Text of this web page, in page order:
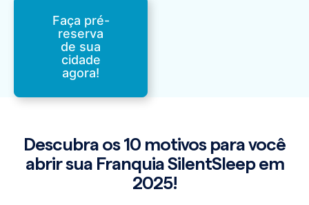
Faça pré-
reserva
de sua
cidade
agora!
Descubra os 10 motivos para você
abrir sua Franquia SilentSleep em
2025!